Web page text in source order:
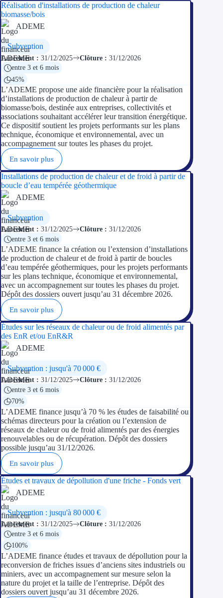
Réalisation d'installations de production de chaleur
biomasse/bois
ADEME
Subvention
Lancement : 31/12/2025 Clôture : 31/12/2026
entre 3 et 6 mois
45%
L’ADEME propose une aide financière pour la réalisation
d’installations de production de chaleur à partir de
biomasse/bois, destinée aux entreprises, collectivités et
associations souhaitant accélérer leur transition énergétique.
Ce dispositif soutient les projets performants sur les plans
technique, économique et environnemental, avec un
accompagnement sur toutes les phases du projet.
En savoir plus
Installations de production de chaleur et de froid à partir de
boucle d’eau tempérée géothermique
ADEME
Subvention
Lancement : 31/12/2025 Clôture : 31/12/2026
entre 3 et 6 mois
L’ADEME finance la création ou l’extension d’installations
de production de chaleur et de froid à partir de boucles
d’eau tempérée géothermiques, pour les projets performants
sur les plans technique, économique et environnemental,
avec un accompagnement sur toutes les phases du projet.
Dépôt des dossiers ouvert jusqu’au 31 décembre 2026.
En savoir plus
Études sur les réseaux de chaleur ou de froid alimentés par
des EnR et/ou EnR&R
ADEME
Subvention : jusqu'à 70 000 €
Lancement : 31/12/2025 Clôture : 31/12/2026
entre 3 et 6 mois
70%
L’ADEME finance jusqu’à 70 % les études de faisabilité ou
schémas directeurs pour la création ou l’extension de
réseaux de chaleur ou de froid alimentés par des énergies
renouvelables ou de récupération. Dépôt des dossiers
possible jusqu’au 31/12/2026.
En savoir plus
Études et travaux de dépollution d'une friche - Fonds vert
ADEME
Subvention : jusqu'à 80 000 €
Lancement : 31/12/2025 Clôture : 31/12/2026
entre 3 et 6 mois
100%
L’ADEME finance études et travaux de dépollution pour la
reconversion de friches issues d’anciens sites industriels ou
miniers, avec un accompagnement sur mesure selon la
nature du projet et la taille de l’entreprise. Dépôt des
dossiers ouvert jusqu’au 31 décembre 2026.